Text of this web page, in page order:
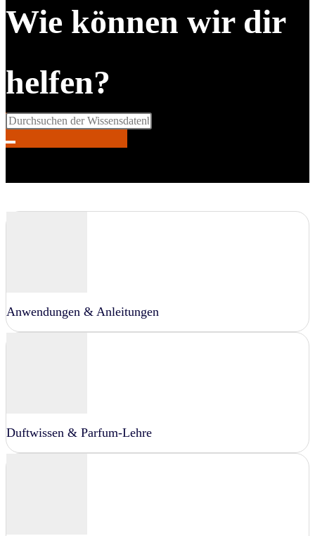
Wie können wir dir
helfen?
Anwendungen & Anleitungen
Duftwissen & Parfum-Lehre